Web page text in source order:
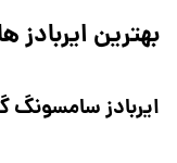
بهترین
ایربادز سامسونگ